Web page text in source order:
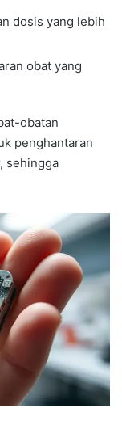
dosis yang lebih
obat yang
obatan
penghantaran
sehingga